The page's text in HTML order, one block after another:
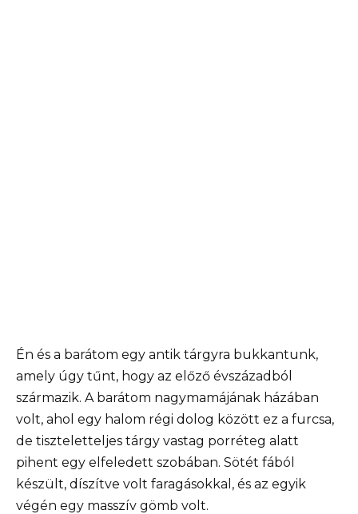
Én és a barátom egy antik tárgyra bukkantunk,
amely úgy tűnt, hogy az előző évszázadból
származik. A barátom nagymamájának házában
volt, ahol egy halom régi dolog között ez a furcsa,
de tiszteletteljes tárgy vastag porréteg alatt
pihent egy elfeledett szobában. Sötét fából
készült, díszítve volt faragásokkal, és az egyik
végén egy masszív gömb volt.